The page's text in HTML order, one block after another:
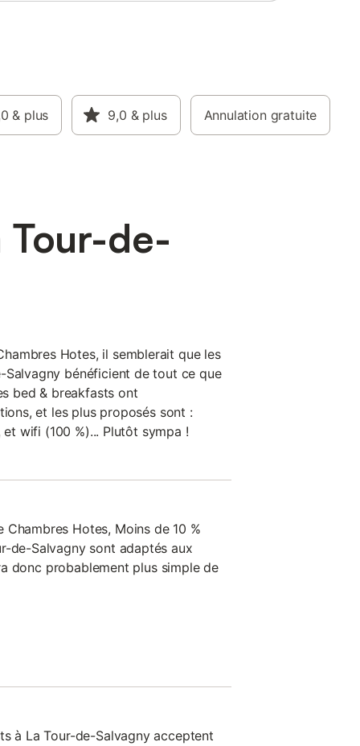
& plus 9,0 & plus Annulation gratuite
Tour-de-
Hotes, il semblerait que les
Salvagny bénéficient de tout ce que
bed & breakfasts ont
et les plus proposés sont :
wifi (100 %)... Plutôt sympa !
Hotes, Moins de 10 %
de-Salvagny sont adaptés aux
donc probablement plus simple de
à La Tour-de-Salvagny acceptent